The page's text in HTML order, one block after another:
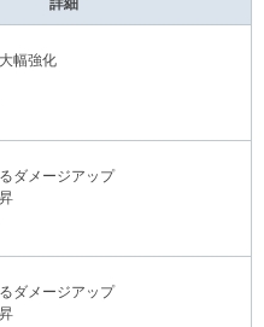
詳細
幅強化
ダメージアップ
ダメージアップ